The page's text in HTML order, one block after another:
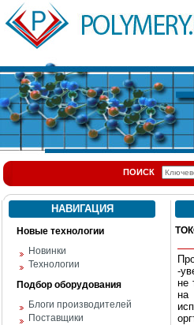
ПОИСК
НАВИГАЦИЯ
Новые технологии
Новинки
Технологии
Подбор оборудования
Блоги производителей
Поставщики
-
не
на